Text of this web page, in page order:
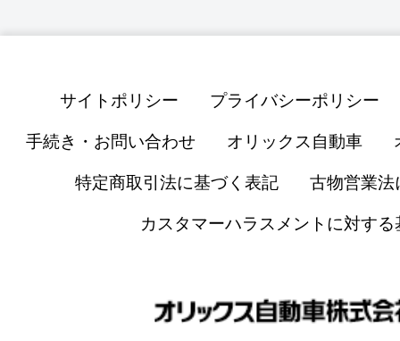
サイトポリシー プライバシーポリシー
手続き・お問い合わせ オリックス自動車
特定商取引法に基づく表記 古物営業法
カスタマーハラスメントに対する